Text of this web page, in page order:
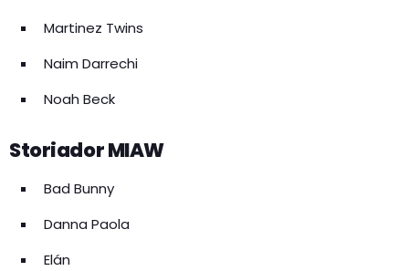
Martinez Twins
Naim Darrechi
Noah Beck
Storiador MIAW
Bad Bunny
Danna Paola
Elán